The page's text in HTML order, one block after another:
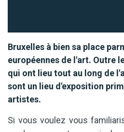
Bruxelles à bien sa place
européennes de l'art. Outre
qui ont lieu tout au long de
sont un lieu d'exposition
artistes.
Si vous voulez vous